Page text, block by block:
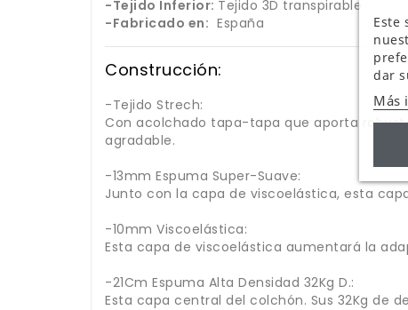
-Tejido Inferior: Tejido 3D transpirable
-Fabricado en: España
Construcción:
-Tejido Strech:
Con acolchado tapa-tapa que aporta
agradable.
-13mm Espuma Super-Suave:
Junto con la capa de viscoelástica, esta
-10mm Viscoelástica:
Esta capa de viscoelástica aumentará la
-21Cm Espuma Alta Densidad 32Kg D.:
Esta capa central del colchón. Sus 32Kg de
Este
dar
Más